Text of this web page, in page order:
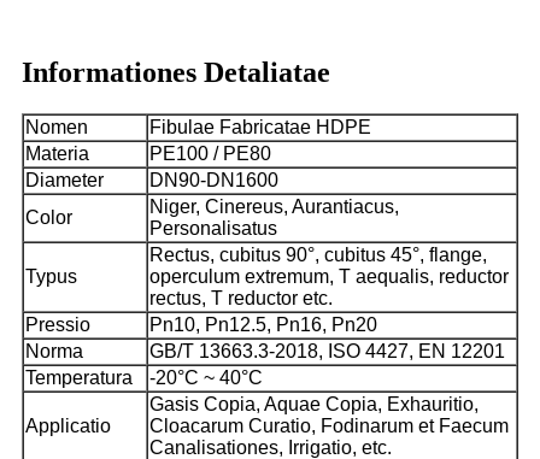
Informationes Detaliatae
Nomen
Fibulae Fabricatae HDPE
Materia
PE100 / PE80
Diameter
DN90-DN1600
Color
Niger, Cinereus, Aurantiacus,
Personalisatus
Typus
Rectus, cubitus 90°, cubitus 45°, flange,
operculum extremum, T aequalis, reductor
rectus, T reductor etc.
Pressio
Pn10, Pn12.5, Pn16, Pn20
Norma
GB/T 13663.3-2018, ISO 4427, EN 12201
Temperatura
-20°C ~ 40°C
Applicatio
Gasis Copia, Aquae Copia, Exhauritio,
Cloacarum Curatio, Fodinarum et Faecum
Canalisationes, Irrigatio, etc.